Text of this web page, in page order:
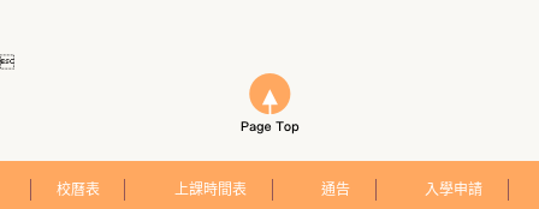

校曆表 上課時間表 通告 入學申請